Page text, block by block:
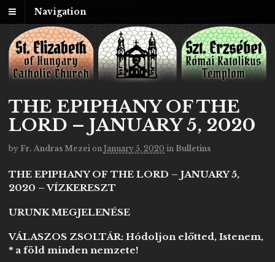
Navigation
THE EPIPHANY OF THE
LORD – JANUARY 5, 2020
by Fr. Andras Mezei on January 5, 2020 in Bulletins
THE EPIPHANY OF THE LORD – JANUARY 5,
2020 – VÍZKERESZT
URUNK MEGJELENÉSE
VÁLASZOS ZSOLTÁR: Hódoljon előtted, Istenem,
* a föld minden nemzete!